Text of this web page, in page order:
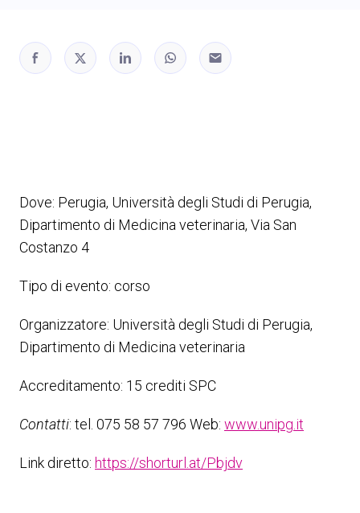
Dove: Perugia, Università degli Studi di Perugia,
Dipartimento di Medicina veterinaria, Via San
Costanzo 4
Tipo di evento: corso
Organizzatore: Università degli Studi di Perugia,
Dipartimento di Medicina veterinaria
Accreditamento: 15 crediti SPC
Contatti: tel. 075 58 57 796 Web: www.unipg.it
Link diretto: https://shorturl.at/Pbjdv